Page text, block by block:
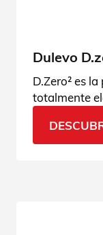
Dulevo
D.Zero² es
totalmente